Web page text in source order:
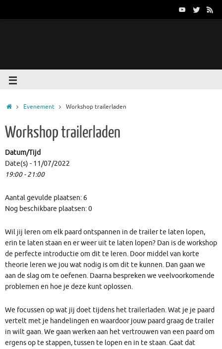
Evenement Workshop trailerladen
Workshop trailerladen
Datum/Tijd
Date(s) - 11/07/2022
19:00 - 21:00
Aantal gevulde plaatsen: 6
Nog beschikbare plaatsen: 0
Wil jij leren om elk paard ontspannen in de trailer te laten lopen,
erin te laten staan en er weer uit te laten lopen? Dan is de workshop
de perfecte introductie om dit te leren. Door middel van korte
theorie leren we jou wat nodig is om dit te kunnen. Dan gaan we
aan de slag om te oefenen. Daarna bespreken we veelvoorkomende
problemen en hoe je deze kunt oplossen.
We focussen op wat jij doet tijdens het trailerladen. Wat je je paard
vertelt met je handelingen en waardoor jouw paard graag de trailer
in wilt gaan. We gaan werken aan het vertrouwen van een paard om
ergens op te stappen, tussen te lopen en in te staan. Gaat dat